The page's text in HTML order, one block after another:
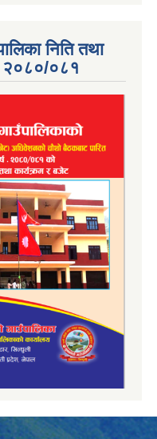
निति तथा
२०८०/०८१